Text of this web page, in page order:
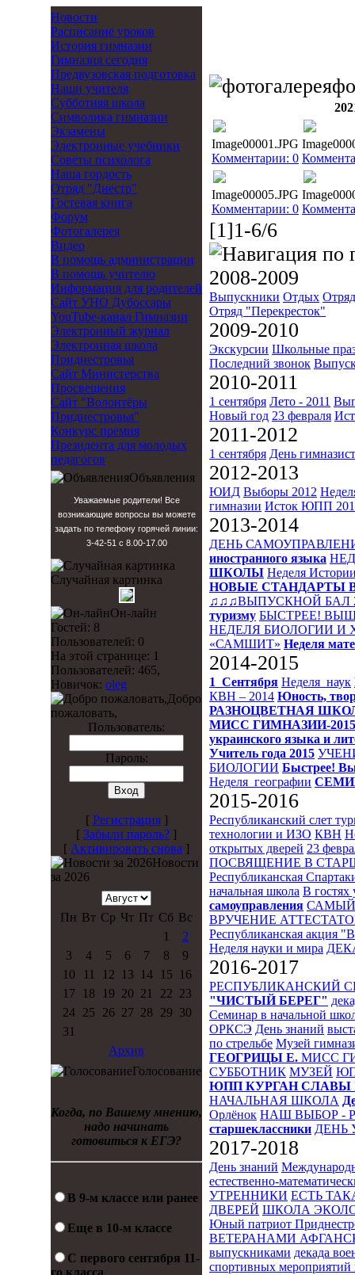
Новости
Расписание уроков
История гимназии
Гимназия сегодня
Предвузовская подготовка
Наши учителя
Субботняя школа
Символика гимназии
Экзамены
Электронные учебники
Советы психолога
Наша гордость
Отряд "Днестр"
Гостевая книга
Форум
Фотогалерея
Видео
В помощь администрации
В помощь учителю
Информация для родителей
Cайт УНО Дубоссары
YouTube-канал Гимназии
Электронный журнал
Электронная школа
Приднестровья
Сайт Министерства
Просвещения
Сайт "Волонтёры
Приднестровья"
Конкурс премия
Президента для молодых
педагогов
Объявления
Уважаемые родители! Все
возникающие вопросы вы можете
задать по телефону горячей линии:
3-42-51 с 8.00-17.00
Случайная картинка
Он-лайн
Гостей: 8
Пользователей: 0
На этой странице: 1
Пользователей: 465,
Новичок: oleg
Добро
пожаловать,
Пользователь:
Пароль:
[ Регистрация]
[ Забыли пароль? ]
[ Активировать снова ]
Новости
за 2026
Пн Вт Ср Чт Пт Сб Вс
1
2
3
4 5 6 7 8
9
10
11 12 13 14 15
16
17
18 19 20 21 22 23
24
25 26 27 28 29 30
31
Архив
Голосование
Когда, по Вашему мнению,
надо начинать
готовиться к ЕГЭ?
В 9-м классе или ранее
Еще в 10-м классе
С первого сентября 11-
Image00001.JPG
Комментарии: 0
Image00005.JPG
Комментарии: 0
[1]1-6/6
2008-2009
Выпускники Отдых
Отряд "Перекресток"
2009-2010
Экскурсии Школьные
Последний звонок
2010-2011
1 сентября Лето - 2011
Новый год 23 февраля
2011-2012
1 сентября День
2012-2013
ЮИД Выборы 2012
гимназии Исток ЮПП
2013-2014
ДЕНЬ
иностранного языка
ШКОЛЫ Неделя
НОВЫЕ СТАНДАРТЫ
♫♫♫ВЫПУСКНОЙ БАЛ
туризму БЫСТРЕЕ!
НЕДЕЛЯ БИОЛОГИИ И
«САМШИТ» Неделя
2014-2015
1_Сентября Неделя_наук
КВН – 2014 Юность,
РАЗНОЦВЕТНАЯ
МИСС ГИМНАЗИИ-2015
украинского языка и
Учитель года 2015
БИОЛОГИИ Быстрее!
Неделя_географии
2015-2016
Республиканский слет
технологии и ИЗО КВН
открытых дверей 23
ПОСВЯЩЕНИЕ В
Республиканская
начальная школа В гостях
самоуправления
ВРУЧЕНИЕ
Республиканская акция
Неделя науки и мира
2016-2017
РЕСПУБЛИКАНСКИЙ
"ЧИСТЫЙ БЕРЕГ"
Семинар в начальной
ОРКСЭ День знаний
по стрельбе Музей
ГЕОГРИЦЫ Е. МИСС
СУББОТНИК МУЗЕЙ
ЮПП КУРГАН СЛАВЫ
НАЧАЛЬНАЯ ШКОЛА
Орлёнок НАШ ВЫБОР -
старшеклассники ДЕНЬ
2017-2018
День знаний
естественно-
УТРЕННИКИ ЕСТЬ
ДВЕРЕЙ ШКОЛА
Юный патриот
ВЕТЕРАНАМИ
выпускниками декада
спортивных мероприятий